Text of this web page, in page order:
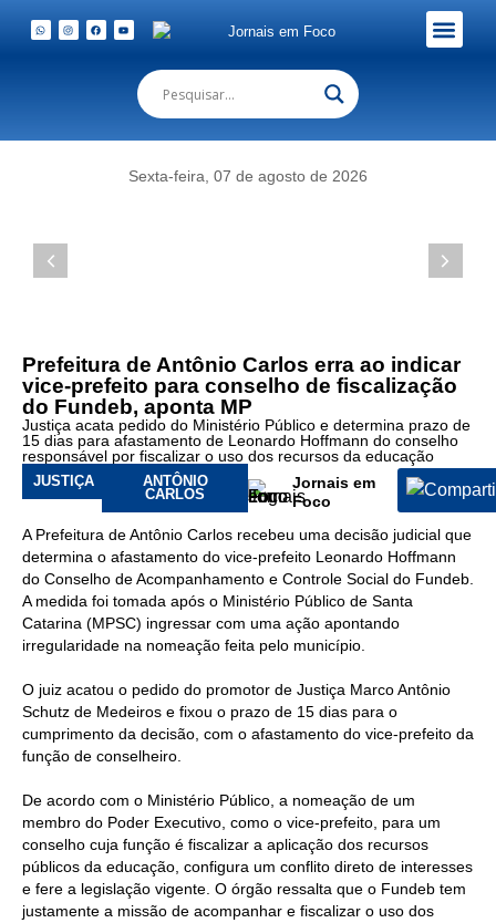
Sexta-feira, 07 de agosto de 2026
Prefeitura de Antônio Carlos erra ao indicar
vice-prefeito para conselho de fiscalização
do Fundeb, aponta MP
Justiça acata pedido do Ministério Público e determina prazo de
15 dias para afastamento de Leonardo Hoffmann do conselho
responsável por fiscalizar o uso dos recursos da educação
JUSTIÇA
ANTÔNIO
CARLOS
Jornais em
Foco
Justiça
esq.
na.
prefeito
Nelinho)
do
conselho
do
Fundeb
A Prefeitura de Antônio Carlos recebeu uma decisão judicial que
determina o afastamento do vice-prefeito Leonardo Hoffmann
do Conselho de Acompanhamento e Controle Social do Fundeb.
A medida foi tomada após o Ministério Público de Santa
Catarina (MPSC) ingressar com uma ação apontando
irregularidade na nomeação feita pelo município.
O juiz acatou o pedido do promotor de Justiça Marco Antônio
Schutz de Medeiros e fixou o prazo de 15 dias para o
cumprimento da decisão, com o afastamento do vice-prefeito da
função de conselheiro.
De acordo com o Ministério Público, a nomeação de um
membro do Poder Executivo, como o vice-prefeito, para um
conselho cuja função é fiscalizar a aplicação dos recursos
públicos da educação, configura um conflito direto de interesses
e fere a legislação vigente. O órgão ressalta que o Fundeb tem
justamente a missão de acompanhar e fiscalizar o uso dos